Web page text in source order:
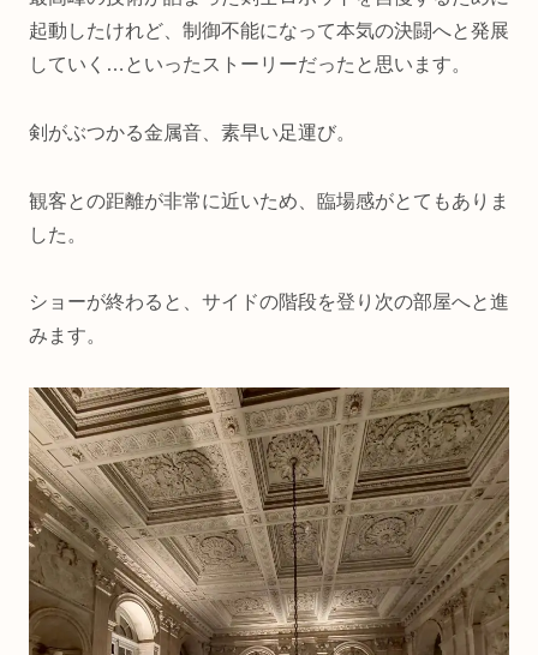
起動したけれど、制御不能になって本気の決闘へと発展
していく…といったストーリーだったと思います。
剣がぶつかる金属音、素早い足運び。
観客との距離が非常に近いため、臨場感がとてもありま
した。
ショーが終わると、サイドの階段を登り次の部屋へと進
みます。